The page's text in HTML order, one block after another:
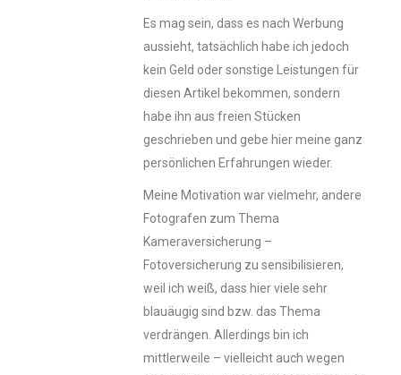
Es mag sein, dass es nach Werbung
aussieht, tatsächlich habe ich jedoch
kein Geld oder sonstige Leistungen für
diesen Artikel bekommen, sondern
habe ihn aus freien Stücken
geschrieben und gebe hier meine ganz
persönlichen Erfahrungen wieder.
Meine Motivation war vielmehr, andere
Fotografen zum Thema
Kameraversicherung –
Fotoversicherung zu sensibilisieren,
weil ich weiß, dass hier viele sehr
blauäugig sind bzw. das Thema
verdrängen. Allerdings bin ich
mittlerweile – vielleicht auch wegen